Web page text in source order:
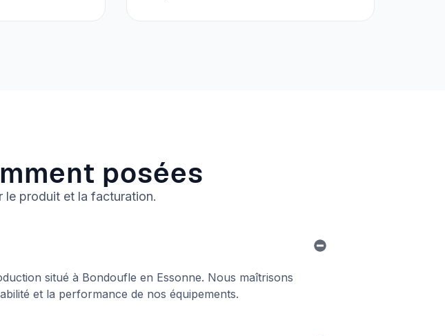
posées
le produit et la facturation.
situé à Bondoufle en Essonne. Nous maîtrisons
et la performance de nos équipements.